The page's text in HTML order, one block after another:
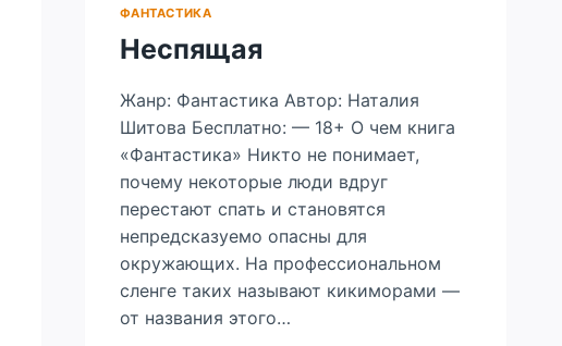
ФАНТАСТИКА
Неспящая
Жанр: Фантастика Автор: Наталия
Шитова Бесплатно: — 18+ О чем книга
«Фантастика» Никто не понимает,
почему некоторые люди вдруг
перестают спать и становятся
непредсказуемо опасны для
окружающих. На профессиональном
сленге таких называют кикиморами —
от названия этого…